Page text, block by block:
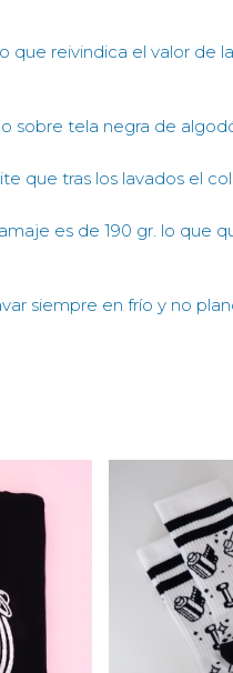
que reivindica el valor de
sobre tela negra de
que tras los lavados el
es de 190 gr. lo que
siempre en frío y no